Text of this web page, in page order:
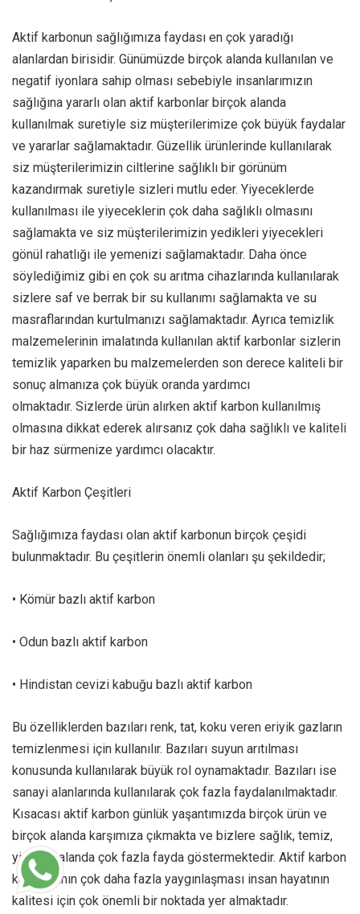
Aktif karbonun sağlığımıza faydası en çok yaradığı
alanlardan birisidir. Günümüzde birçok alanda kullanılan ve
negatif iyonlara sahip olması sebebiyle insanlarımızın
sağlığına yararlı olan aktif karbonlar birçok alanda
kullanılmak suretiyle siz müşterilerimize çok büyük faydalar
ve yararlar sağlamaktadır. Güzellik ürünlerinde kullanılarak
siz müşterilerimizin ciltlerine sağlıklı bir görünüm
kazandırmak suretiyle sizleri mutlu eder. Yiyeceklerde
kullanılması ile yiyeceklerin çok daha sağlıklı olmasını
sağlamakta ve siz müşterilerimizin yedikleri yiyecekleri
gönül rahatlığı ile yemenizi sağlamaktadır. Daha önce
söylediğimiz gibi en çok su arıtma cihazlarında kullanılarak
sizlere saf ve berrak bir su kullanımı sağlamakta ve su
masraflarından kurtulmanızı sağlamaktadır. Ayrıca temizlik
malzemelerinin imalatında kullanılan aktif karbonlar sizlerin
temizlik yaparken bu malzemelerden son derece kaliteli bir
sonuç almanıza çok büyük oranda yardımcı
olmaktadır. Sizlerde ürün alırken aktif karbon kullanılmış
olmasına dikkat ederek alırsanız çok daha sağlıklı ve kaliteli
bir haz sürmenize yardımcı olacaktır.
Aktif Karbon Çeşitleri
Sağlığımıza faydası olan aktif karbonun birçok çeşidi
bulunmaktadır. Bu çeşitlerin önemli olanları şu şekildedir;
• Kömür bazlı aktif karbon
• Odun bazlı aktif karbon
• Hindistan cevizi kabuğu bazlı aktif karbon
Bu özelliklerden bazıları renk, tat, koku veren eriyik gazların
temizlenmesi için kullanılır. Bazıları suyun arıtılması
konusunda kullanılarak büyük rol oynamaktadır. Bazıları ise
sanayi alanlarında kullanılarak çok fazla faydalanılmaktadır.
Kısacası aktif karbon günlük yaşantımızda birçok ürün ve
birçok alanda karşımıza çıkmakta ve bizlere sağlık, temiz,
yiyecek alanda çok fazla fayda göstermektedir. Aktif karbon
kullanımının çok daha fazla yaygınlaşması insan hayatının
kalitesi için çok önemli bir noktada yer almaktadır.